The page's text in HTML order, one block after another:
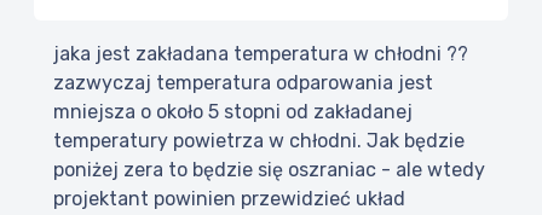
jaka jest zakładana temperatura w chłodni ??
zazwyczaj temperatura odparowania jest
mniejsza o około 5 stopni od zakładanej
temperatury powietrza w chłodni. Jak będzie
poniżej zera to będzie się oszraniac - ale wtedy
projektant powinien przewidzieć układ